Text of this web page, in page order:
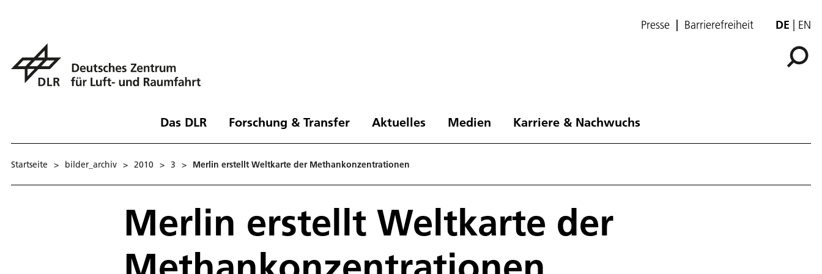
Presse Barrierefreiheit DE EN
Das DLR Forschung & Transfer Aktuelles Medien Karriere & Nachwuchs
Startseite > bilder_archiv > 2010 > 3 > Merlin erstellt Weltkarte der Methankonzentrationen
Merlin erstellt Weltkarte der